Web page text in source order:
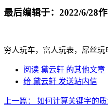
最后编辑于：2022/6/28
穷人玩车，富人玩表，屌丝玩
阅读 黛云轩 的其他文章
给 黛云轩 发送站内信
上一篇：
如何计算关键字的质